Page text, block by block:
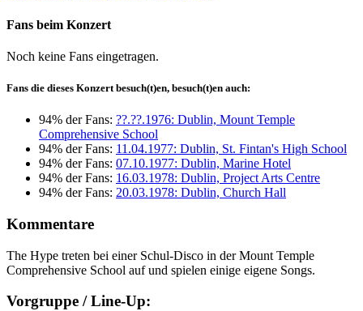
Fans beim Konzert
Noch keine Fans eingetragen.
Fans die dieses Konzert besuch(t)en, besuch(t)en auch:
94% der Fans: ??.??.1976: Dublin, Mount Temple
Comprehensive School
94% der Fans: 11.04.1977: Dublin, St. Fintan's High School
94% der Fans: 07.10.1977: Dublin, Marine Hotel
94% der Fans: 16.03.1978: Dublin, Project Arts Centre
94% der Fans: 20.03.1978: Dublin, Church Hall
Kommentare
The Hype treten bei einer Schul-Disco in der Mount Temple
Comprehensive School auf und spielen einige eigene Songs.
Vorgruppe / Line-Up: